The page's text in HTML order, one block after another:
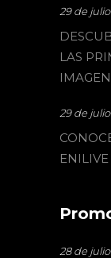
29 de
LAS
29 de
28 de